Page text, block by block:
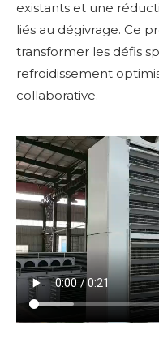
existants et une
liés au dégivrage. Ce
transformer les défis
refroidissement
collaborative.